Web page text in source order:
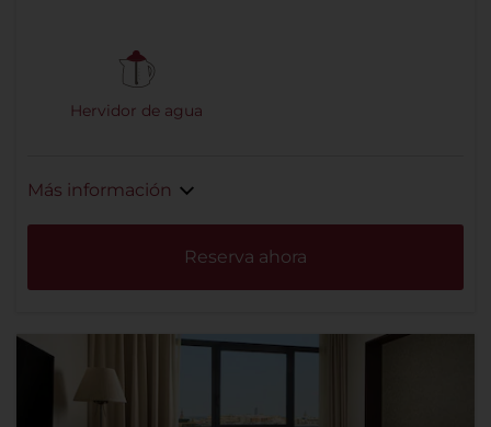
Hervidor de agua
Más información
Reserva ahora